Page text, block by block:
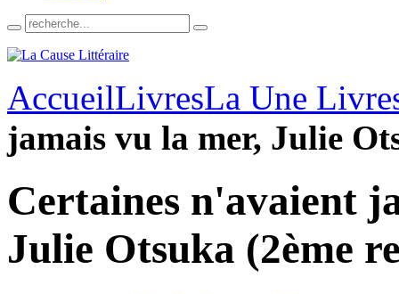
AccueilLivresLa Une
jamais vu la mer, Julie
Certaines n'avaient
Julie Otsuka (2ème